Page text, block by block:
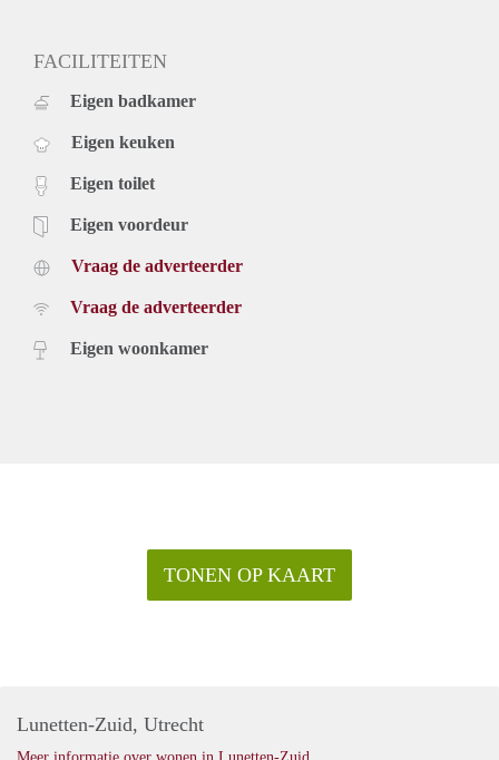
FACILITEITEN
Eigen badkamer
Eigen keuken
Eigen toilet
Eigen voordeur
Vraag de adverteerder
Vraag de adverteerder
Eigen woonkamer
TONEN OP KAART
Lunetten-Zuid, Utrecht